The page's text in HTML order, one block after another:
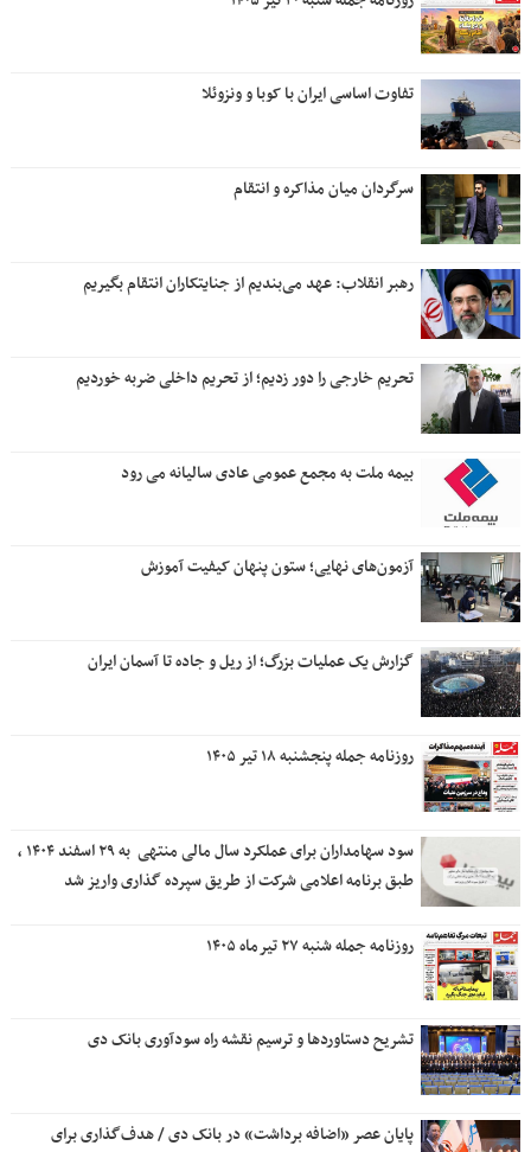
تفاوت اساسی ایران با کوبا و ونزوئلا
سرگردان میان مذاکره و انتقام
رهبر انقلاب: عهد می‌بندیم از جنایتکاران انتقام بگیریم
تحریم خارجی را دور زدیم؛ از تحریم داخلی ضربه خوردیم
بیمه ملت به مجمع عمومی عادی سالیانه می رود
آزمون‌های نهایی؛ ستون پنهان کیفیت آموزش
گزارش یک عملیات بزرگ؛ از ریل و جاده تا آسمان ایران
روزنامه جمله پنجشنبه ۱۸ تیر ۱۴۰۵
سود سهامداران برای عملکرد سال مالی منتهی ‌ به ۲۹ اسفند ۱۴۰۴ ،
طبق برنامه اعلامی شرکت از طریق سپرده گذاری واریز شد
روزنامه جمله شنبه ۲۷ تیرماه ۱۴۰۵
تشریح دستاوردها و ترسیم نقشه راه سودآوری بانک دی
پایان عصر «اضافه برداشت» در بانک دی / هدف‌گذاری برای